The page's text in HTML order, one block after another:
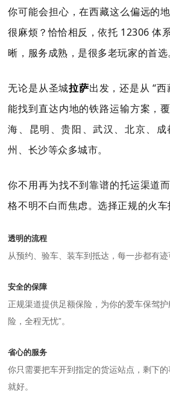
你可能会担心，在西藏这么偏远的
很麻烦？恰恰相反，依托 12306 体
晰，服务成熟，是很多老玩家的首选
无论是从圣城拉萨出发，还是从 “西
能找到直达内地的铁路运输方案，
海、昆明、贵阳、武汉、北京、
州、长沙等众多城市。
你不用再为找不到靠谱的托运渠道
格不明不白而焦虑。选择正规的火车
透明的流程
从预约、验车、装车到抵达，每一步都有迹
安全的保障
正规渠道提供足额保险，为你的爱车保驾
险，全程无忧”。
省心的服务
你只需要把车开到指定的货运站点，剩下
就好。